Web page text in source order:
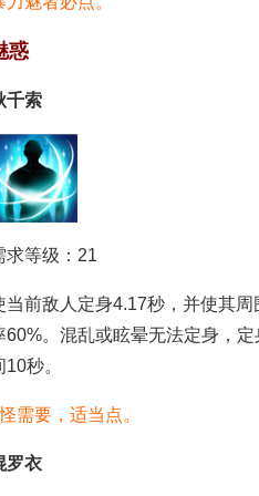
惑
千索
求等级：21
当前敌人定身4.17秒，并使其
60%。混乱或眩晕无法定身，
秒。
需要，适当点。
罗衣